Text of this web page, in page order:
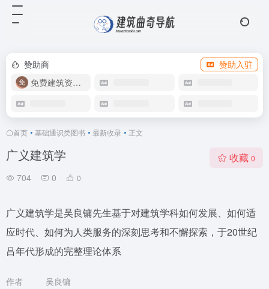
赞助商
赞助入驻
免费建筑资源库
首页 • 基础通识类图书 • 最新收录 • 正文
广义建筑学
704 0 0
收藏 0
广义建筑学是吴良镛先生基于对建筑学科如何发展、如何适
应时代、如何为人类服务的深刻思考和不懈探索，于20世纪
吕年代形成的完整理论体系
作者
吴良镛